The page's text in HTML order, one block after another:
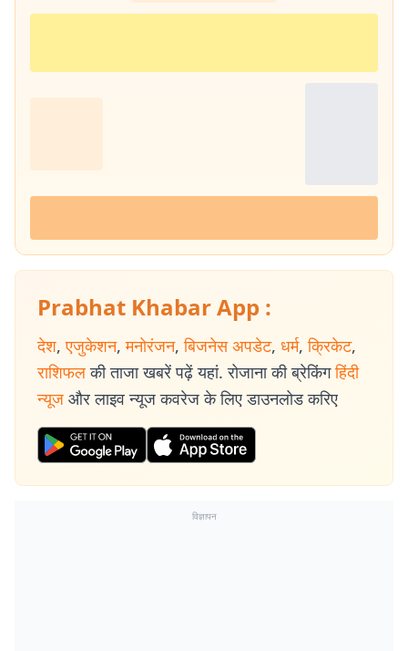
Prabhat Khabar App :
देश, एजुकेशन, मनोरंजन, बिजनेस अपडेट, धर्म, क्रिकेट,
राशिफल की ताजा खबरें पढ़ें यहां. रोजाना की ब्रेकिंग हिंदी
न्यूज और लाइव न्यूज कवरेज के लिए डाउनलोड करिए
विज्ञापन